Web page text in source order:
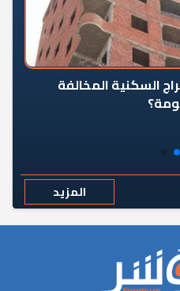
السكنية المخالفة
المزيد